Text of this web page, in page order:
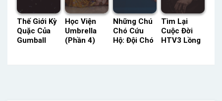
Thế Giới Kỳ
Quặc Của
Gumball
Học Viện
Umbrella
(Phần 4)
Những Chú
Chó Cứu
Hộ: Đội Chó
Tìm Lại
Cuộc Đời
HTV3 Lồng